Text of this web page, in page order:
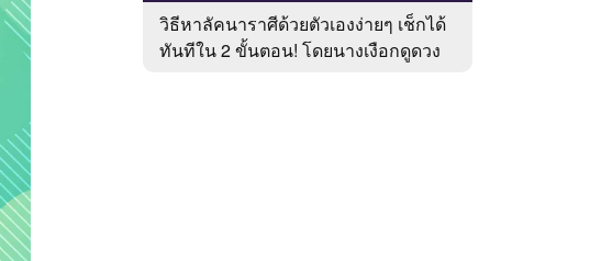
วิธีหาลัคนาราศีด้วยตัวเองง่ายๆ เช็กได้
ทันทีใน 2 ขั้นตอน! โดยนางเงือกดูดวง